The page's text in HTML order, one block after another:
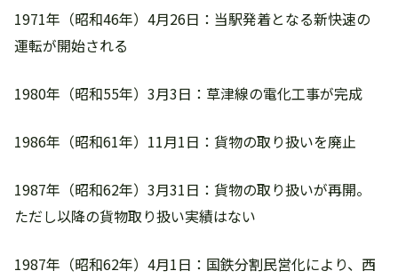
1971年（昭和46年）4月26日：当駅発着となる新快速の
運転が開始される
1980年（昭和55年）3月3日：草津線の電化工事が完成
1986年（昭和61年）11月1日：貨物の取り扱いを廃止
1987年（昭和62年）3月31日：貨物の取り扱いが再開。
ただし以降の貨物取り扱い実績はない
1987年（昭和62年）4月1日：国鉄分割民営化により、西